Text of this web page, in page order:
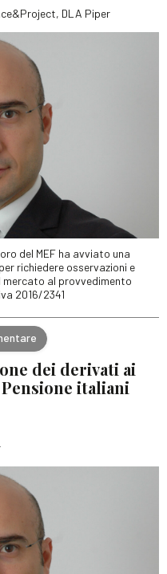
DLA Piper
del MEF ha avviato una
richiedere osservazioni e
al provvedimento
2016/2341
dei derivati ai
italiani